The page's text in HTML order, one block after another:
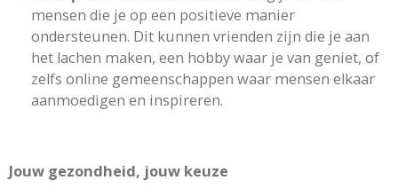
mensen die je op een positieve manier
ondersteunen. Dit kunnen vrienden zijn die je aan
het lachen maken, een hobby waar je van geniet, of
zelfs online gemeenschappen waar mensen elkaar
aanmoedigen en inspireren.
Jouw gezondheid, jouw keuze